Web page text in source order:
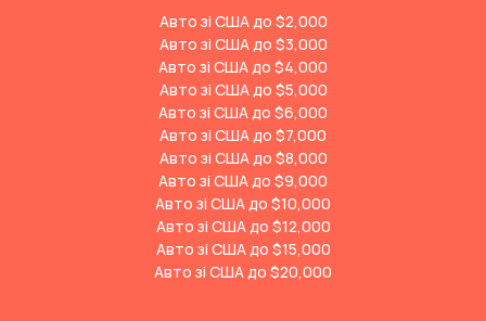
Авто зі США до $2,000
Авто зі США до $3,000
Авто зі США до $4,000
Авто зі США до $5,000
Авто зі США до $6,000
Авто зі США до $7,000
Авто зі США до $8,000
Авто зі США до $9,000
Авто зі США до $10,000
Авто зі США до $12,000
Авто зі США до $15,000
Авто зі США до $20,000